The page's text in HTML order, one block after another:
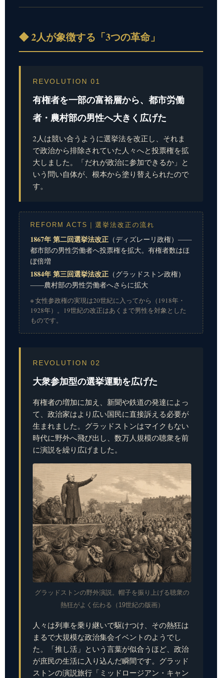
◆ 2人が象徴する「3つの革命」
REVOLUTION 01
有権者を一部の富裕層から、都市労働
者・農村部の男性へ大きく広げた
2人は競い合うように選挙法を改正し、それま
で政治から排除されていた人々へと投票権を拡
大しました。「だれが政治に参加できるか」と
いう問い自体が、根本から塗り替えられたので
す。
REFORM ACTS｜選挙法改正の流れ
1867年 第二回選挙法改正 （ディズレーリ政権）——
都市部の男性労働者へ投票権を拡大。有権者数はほ
ぼ倍増
1884年 第三回選挙法改正 （グラッドストン政権）
——農村部の男性労働者へさらに拡大
※ 女性参政権の実現は20世紀に入ってから（1918年・
1928年）。19世紀の改正はあくまで男性を対象とした
ものです。
REVOLUTION 02
大衆参加型の選挙運動を広げた
有権者の増加に加え、新聞や鉄道の発達によっ
て、政治家はより広い国民に直接訴える必要が
生まれました。グラッドストンはマイクもない
時代に野外へ飛び出し、数万人規模の聴衆を前
に演説を繰り広げました。
グラッドストンの野外演説。帽子を振り上げる聴衆の
熱狂がよく伝わる（19世紀の版画）
人々は列車を乗り継いで駆けつけ、その熱狂は
まるで大規模な政治集会イベントのようでし
た。「推し活」という言葉が似合うほど、政治
が庶民の生活に入り込んだ瞬間です。グラッド
ストンの演説旅行「ミッドロージアン・キャン